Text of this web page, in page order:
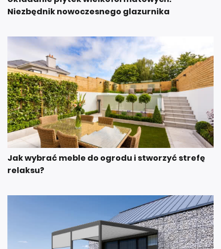
Niezbędnik nowoczesnego glazurnika
Jak wybrać meble do ogrodu i stworzyć strefę
relaksu?